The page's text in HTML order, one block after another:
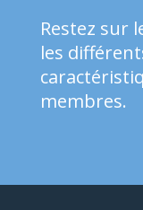
Restez sur
les
membres.